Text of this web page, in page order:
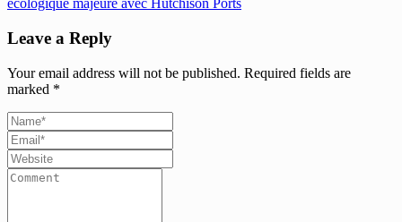
écologique majeure avec Hutchison Ports
Leave a Reply
Your email address will not be published. Required fields are
marked *